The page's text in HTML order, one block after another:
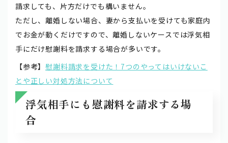
請求しても、片方だけでも構いません。
ただし、離婚しない場合、妻から支払いを受けても家庭内
でお金が動くだけですので、離婚しないケースでは浮気相
手にだけ慰謝料を請求する場合が多いです。
【参考】慰謝料請求を受けた！7つのやってはいけないこ
とや正しい対処方法について
浮気相手にも慰謝料を請求する場
合